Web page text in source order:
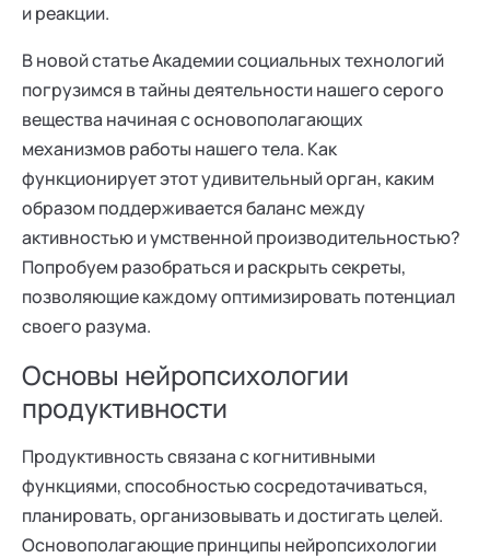
и реакции.
В новой статье Академии социальных технологий
погрузимся в тайны деятельности нашего серого
вещества начиная с основополагающих
механизмов работы нашего тела. Как
функционирует этот удивительный орган, каким
образом поддерживается баланс между
активностью и умственной производительностью?
Попробуем разобраться и раскрыть секреты,
позволяющие каждому оптимизировать потенциал
своего разума.
Основы нейропсихологии
продуктивности
Продуктивность связана с когнитивными
функциями, способностью сосредотачиваться,
планировать, организовывать и достигать целей.
Основополагающие принципы нейропсихологии